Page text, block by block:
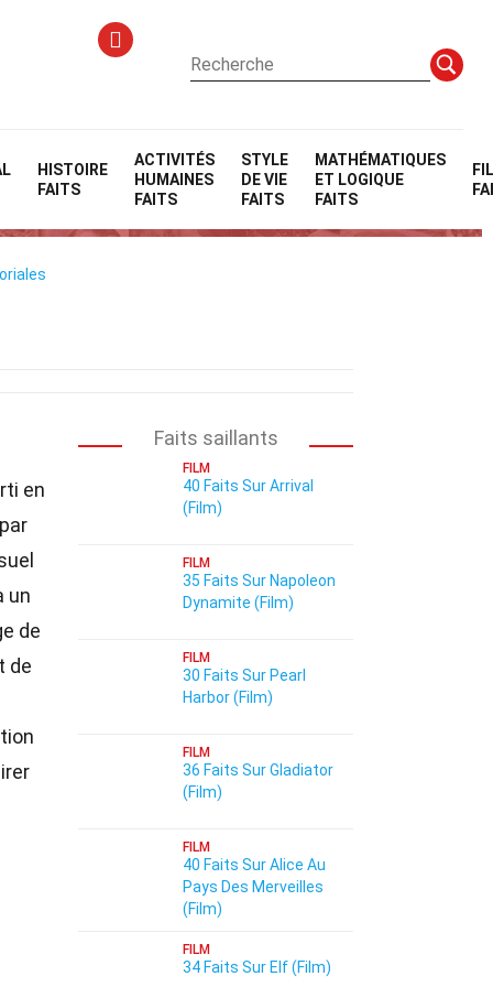
HISTOIRE
FAITS
ACTIVITÉS
HUMAINES
FAITS
STYLE
DE VIE
FAITS
MATHÉMATIQUES
ET LOGIQUE
FAITS
en
un
de
de
Faits saillants
FILM
40 Faits Sur Arrival
(Film)
FILM
35 Faits Sur Napoleon
Dynamite (Film)
FILM
30 Faits Sur Pearl
Harbor (Film)
FILM
36 Faits Sur Gladiator
(Film)
FILM
40 Faits Sur Alice Au
Pays Des Merveilles
(Film)
FILM
34 Faits Sur Elf (Film)